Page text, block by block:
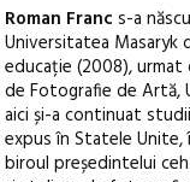
Roman Franc s-a
Universitatea Masaryk
educație (2008),
de Fotografie de Artă,
aici și-a continuat
expus în Statele
biroul președintelui